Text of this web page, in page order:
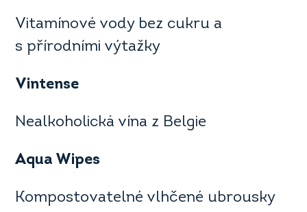
Vitamínové vody bez cukru a
s přírodními výtažky
Vintense
Nealkoholická vína z Belgie
Aqua Wipes
Kompostovatelné vlhčené ubrousky